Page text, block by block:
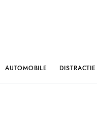
AUTOMOBILE DISTRACTIE